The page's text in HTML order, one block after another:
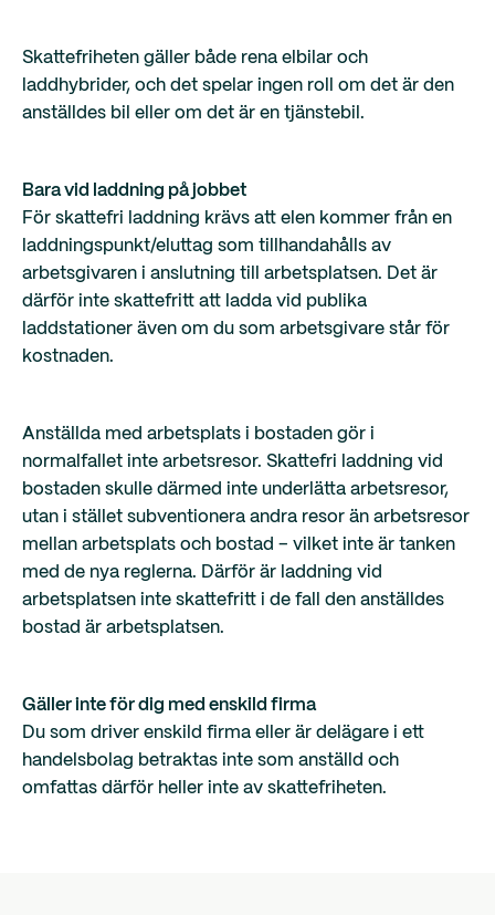
Skattefriheten gäller både rena elbilar och
laddhybrider, och det spelar ingen roll om det är den
anställdes bil eller om det är en tjänstebil.
Bara vid laddning på jobbet
För skattefri laddning krävs att elen kommer från en
laddningspunkt/eluttag som tillhandahålls av
arbetsgivaren i anslutning till arbetsplatsen. Det är
därför inte skattefritt att ladda vid publika
laddstationer även om du som arbetsgivare står för
kostnaden.
Anställda med arbetsplats i bostaden gör i
normalfallet inte arbetsresor. Skattefri laddning vid
bostaden skulle därmed inte underlätta arbetsresor,
utan i stället subventionera andra resor än arbetsresor
mellan arbetsplats och bostad – vilket inte är tanken
med de nya reglerna. Därför är laddning vid
arbetsplatsen inte skattefritt i de fall den anställdes
bostad är arbetsplatsen.
Gäller inte för dig med enskild firma
Du som driver enskild firma eller är delägare i ett
handelsbolag betraktas inte som anställd och
omfattas därför heller inte av skattefriheten.